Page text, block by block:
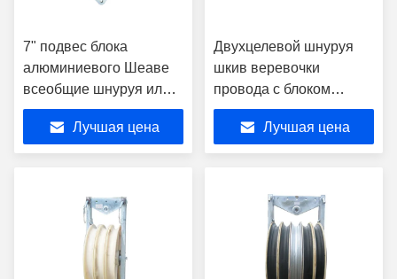
7" подвес блока
алюминиевого Шеаве
всеобщие шнуруя или
ролик Кроссарм
Лучшая цена
Двухцелевой шнуруя
шкив веревочки
провода с блоком
тросового шкива колеса
нейлона или алюминия
Лучшая цена